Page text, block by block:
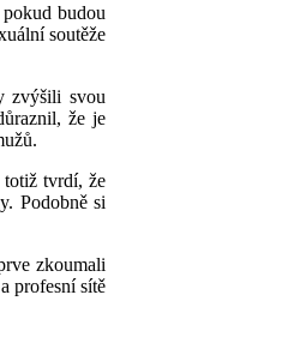
pokud budou
soutěže
zvýšili svou
žeje
totiž tvrdí, že
Podobně si
zkoumali
profesní sítě